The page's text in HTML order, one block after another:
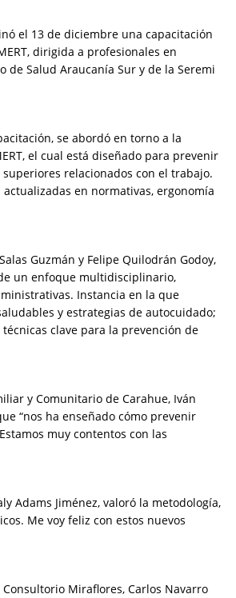
el 13 de diciembre una capacitación
dirigida a profesionales en
Salud Araucanía Sur y de la Seremi
se abordó en torno a la
el cual está diseñado para prevenir
relacionados con el trabajo.
en normativas, ergonomía
Guzmán y Felipe Quilodrán Godoy,
un enfoque multidisciplinario,
Instancia en la que
y estrategias de autocuidado;
clave para la prevención de
y Comunitario de Carahue, Iván
“nos ha enseñado cómo prevenir
muy contentos con las
Adams Jiménez, valoró la metodología,
Me voy feliz con estos nuevos
Miraflores, Carlos Navarro